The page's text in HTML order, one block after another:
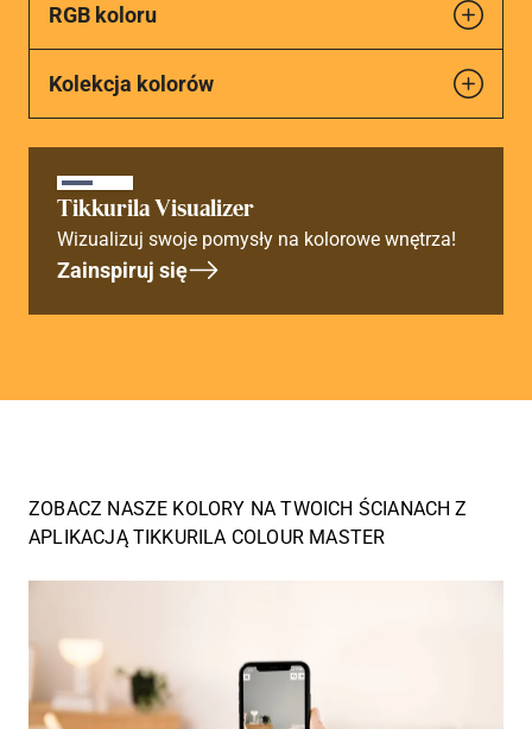
RGB koloru
Kolekcja kolorów
Tikkurila Visualizer
Wizualizuj swoje pomysły na kolorowe wnętrza!
Zainspiruj się
ZOBACZ NASZE KOLORY NA TWOICH ŚCIANACH Z
APLIKACJĄ TIKKURILA COLOUR MASTER